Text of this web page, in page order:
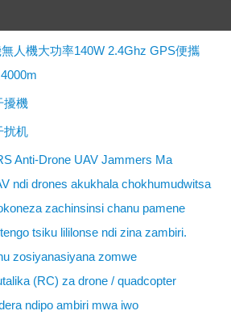
人機大功率140W 2.4Ghz GPS便攜
擾機
扰机
Anti-Drone UAV Jammers Ma
ndi drones akukhala chokhumudwitsa
zachinsinsi chanu pamene
tsiku lililonse ndi zina zambiri.
zosiyanasiyana zomwe
(RC) za drone / quadcopter
ndipo ambiri mwa iwo